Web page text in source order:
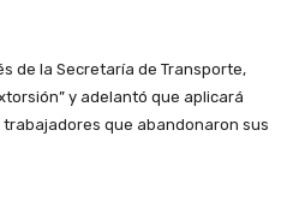
de la Secretaría de Transporte,
y adelantó que aplicará
que abandonaron sus